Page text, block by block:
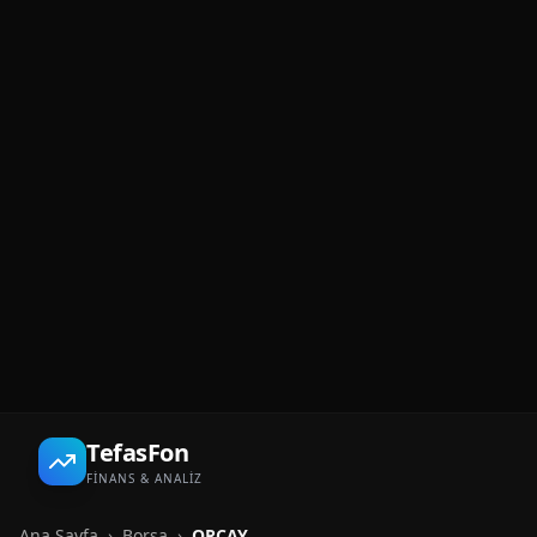
TefasFon
FİNANS & ANALİZ